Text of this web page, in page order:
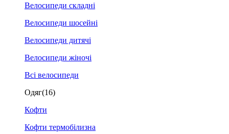
Велосипеди складні
Велосипеди шосейні
Велосипеди дитячі
Велосипеди жіночі
Всі велосипеди
Одяг(16)
Кофти
Кофти термобілизна